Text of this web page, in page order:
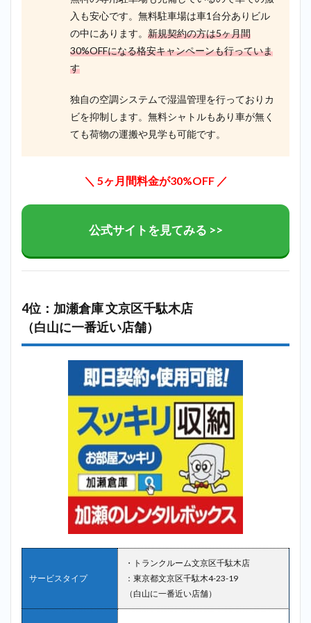
入も安心です。無料駐車場は車1台分ありビル
の中にあります。 新規契約の方は5ヶ月間
30%OFFになる格安キャンペーンも行っていま
す
独自の空調システムで湿温管理を行っておりカ
ビを抑制します。無料シャトルもあり車が無く
ても荷物の運搬や見学も可能です。
＼ 5ヶ月間料金が30%OFF ／
公式サイトを見てみる >>
4位：加瀬倉庫 文京区千駄木店
（白山に一番近い店舗）
サービスタイプ
・トランクルーム文京区千駄木店
：東京都文京区千駄木4-23-19
（白山に一番近い店舗）